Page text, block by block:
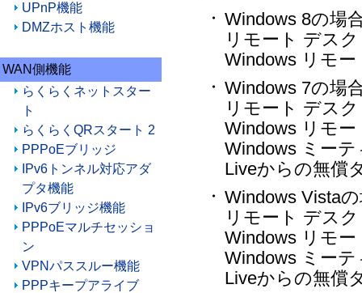
UPnP機能
DMZホスト機能
WAN側機能
らくらくネットスター
ト
らくらくQRスタート 2
PPPoEブリッジ
IPv6トンネル対応アダ
プタ機能
IPv6ブリッジ機能
PPPoEマルチセッショ
ン
VPNパススルー機能
PPPキープアライブ
・
Windows 8の場
リモート デス
Windows リモ
・
Windows 7の場
リモート デス
Windows リモ
Windows ミー
Liveからの無償
・
Windows Vista
リモート デス
Windows リモ
Windows ミー
Liveからの無償